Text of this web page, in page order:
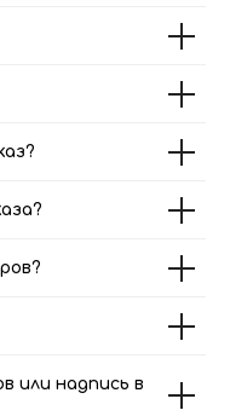
или надпись в